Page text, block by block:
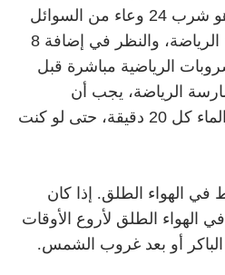
خارجا و التوصية العامة هو شرب 24 وعاء من السوائل
قبل ساعتين من ممارسة الرياضة، والنظر في إضافة 8
الرياضية مباشرة قبل
الرياضة، يجب أن
تستهلك 8 أوقية آخر من الماء كل 20 دقيقة، حتى لو كنت
في الهواء الطلق. إذا كان
الهواء الطلق لأروع الأوقات
الباكر أو بعد غروب الشمس.